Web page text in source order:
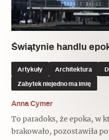
Świątynie handlu
Artykuły Architektura
Zabytek niejedno ma imię
Anna Cymer
To paradoks, że epoka, w
brakowało, pozostawiła